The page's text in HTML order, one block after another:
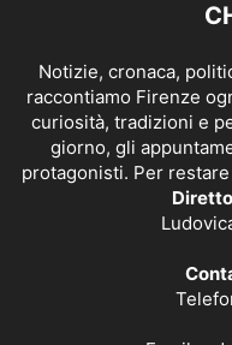
Notizie, cronaca,
raccontiamo Firenze
curiosità, tradizioni e
giorno, gli
protagonisti. Per